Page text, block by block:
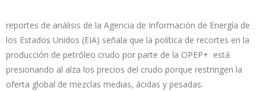
reportes de análisis de la Agencia de Información de Energía de
los Estados Unidos (EIA) señala que la política de recortes en la
producción de petróleo crudo por parte de la OPEP+ está
presionando al alza los precios del crudo porque restringen la
oferta global de mezclas medias, ácidas y pesadas.